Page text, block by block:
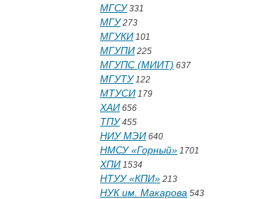
МГСУ331
МГУ273
МГУКИ 101
МГУПИ 225
МГУПС (МИИТ) 637
МГУТУ122
МТУСИ 179
ХАИ 656
ТПУ455
НИУ МЭИ 640
НМСУ «Горный» 1701
ХПИ 1534
НТУУ «КПИ» 213
НУК им. Макарова 543